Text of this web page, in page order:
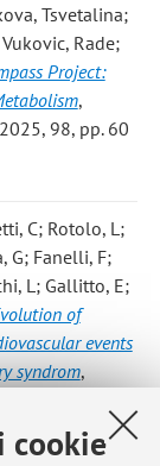
cookie
Tsvetalina;
Rade;
Project:
,
98, pp. 60
C; Rotolo, L;
G; Fanelli, F;
L; Gallitto, E;
of
events
syndrom,